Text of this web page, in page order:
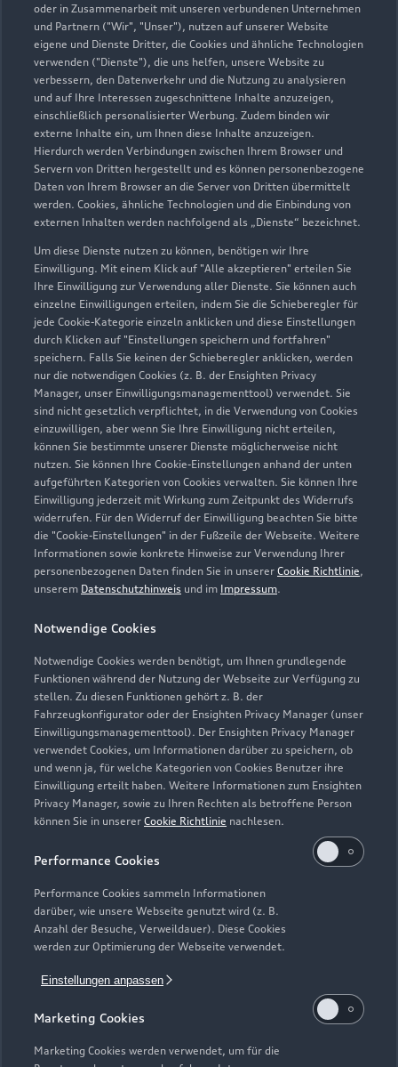
oder in Zusammenarbeit mit unseren verbundenen Unternehmen
und Partnern ("Wir", "Unser"), nutzen auf unserer Website
eigene und Dienste Dritter, die Cookies und ähnliche Technologien
verwenden ("Dienste"), die uns helfen, unsere Website zu
verbessern, den Datenverkehr und die Nutzung zu analysieren
und auf Ihre Interessen zugeschnittene Inhalte anzuzeigen,
einschließlich personalisierter Werbung. Zudem binden wir
externe Inhalte ein, um Ihnen diese Inhalte anzuzeigen.
Hierdurch werden Verbindungen zwischen Ihrem Browser und
Servern von Dritten hergestellt und es können personenbezogene
Daten von Ihrem Browser an die Server von Dritten übermittelt
werden. Cookies, ähnliche Technologien und die Einbindung von
externen Inhalten werden nachfolgend als „Dienste“ bezeichnet.
Um diese Dienste nutzen zu können, benötigen wir Ihre
Einwilligung. Mit einem Klick auf "Alle akzeptieren" erteilen Sie
Ihre Einwilligung zur Verwendung aller Dienste. Sie können auch
einzelne Einwilligungen erteilen, indem Sie die Schieberegler für
jede Cookie-Kategorie einzeln anklicken und diese Einstellungen
durch Klicken auf "Einstellungen speichern und fortfahren"
speichern. Falls Sie keinen der Schieberegler anklicken, werden
nur die notwendigen Cookies (z. B. der Ensighten Privacy
Manager, unser Einwilligungsmanagementtool) verwendet. Sie
sind nicht gesetzlich verpflichtet, in die Verwendung von Cookies
einzuwilligen, aber wenn Sie Ihre Einwilligung nicht erteilen,
können Sie bestimmte unserer Dienste möglicherweise nicht
nutzen. Sie können Ihre Cookie-Einstellungen anhand der unten
aufgeführten Kategorien von Cookies verwalten. Sie können Ihre
Einwilligung jederzeit mit Wirkung zum Zeitpunkt des Widerrufs
widerrufen. Für den Widerruf der Einwilligung beachten Sie bitte
die "Cookie-Einstellungen" in der Fußzeile der Webseite. Weitere
Informationen sowie konkrete Hinweise zur Verwendung Ihrer
personenbezogenen Daten finden Sie in unserer Cookie Richtlinie,
unserem Datenschutzhinweis und im Impressum.
Notwendige Cookies
Notwendige Cookies werden benötigt, um Ihnen grundlegende
Funktionen während der Nutzung der Webseite zur Verfügung zu
stellen. Zu diesen Funktionen gehört z. B. der
Fahrzeugkonfigurator oder der Ensighten Privacy Manager (unser
Einwilligungsmanagementtool). Der Ensighten Privacy Manager
verwendet Cookies, um Informationen darüber zu speichern, ob
und wenn ja, für welche Kategorien von Cookies Benutzer ihre
Einwilligung erteilt haben. Weitere Informationen zum Ensighten
Privacy Manager, sowie zu Ihren Rechten als betroffene Person
können Sie in unserer Cookie Richtlinie nachlesen.
Performance Cookies
Performance Cookies sammeln Informationen
darüber, wie unsere Webseite genutzt wird (z. B.
Anzahl der Besuche, Verweildauer). Diese Cookies
werden zur Optimierung der Webseite verwendet.
Einstellungen anpassen
Marketing Cookies
Marketing Cookies werden verwendet, um für die
Geschlossen,öffnet amMontag 08:00
Zu den Rädern
Zurück nach oben
Modelle
Alle Modelle
Modelle vergleichen
Elektromodelle
Plug-in-Hybride
Kaufen & leasen
Gebrauchtwagensuche
Gebrauchtwagen
Finanzierung
Aktionen & Angebote
Geschäftskunden
Service & Zubehör
Audi Services
Garantie
Audi digital services
myAudi
Kundenservice
Über Audi
Unternehmen
Karriere
Investor Relations